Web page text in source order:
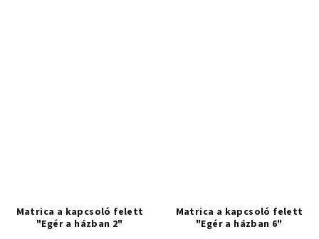
Matrica a kapcsoló felett
"Egér a házban 2"
Matrica a kapcsoló felett
"Egér a házban 6"